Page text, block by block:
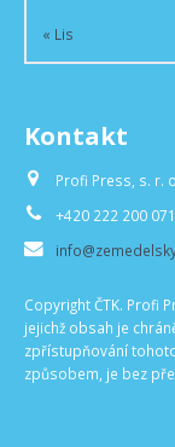
« Lis
Kontakt
Profi Press, s. r.
+420 222 200 071
Copyright ČTK. Profi
jejichž obsah je
zpřístupňování
způsobem, je bez